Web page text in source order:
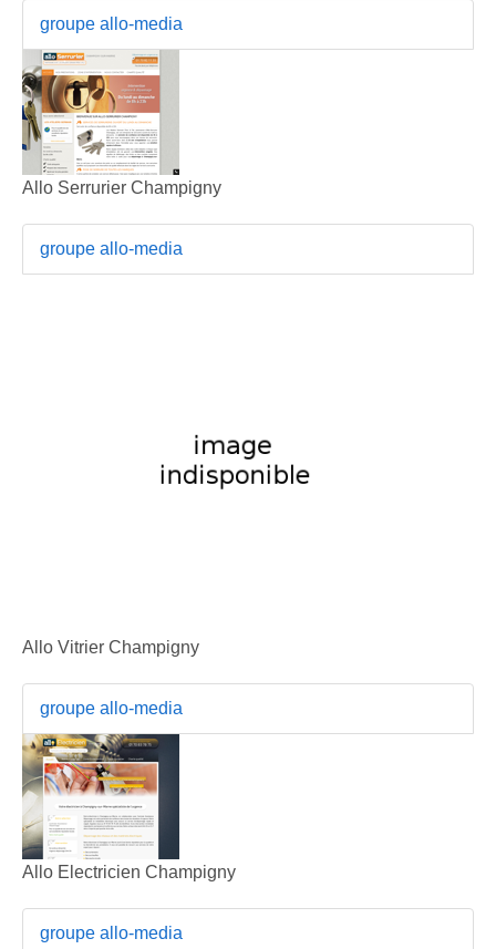
groupe allo-media
Allo Serrurier Champigny
groupe allo-media
Allo Vitrier Champigny
groupe allo-media
Allo Electricien Champigny
groupe allo-media